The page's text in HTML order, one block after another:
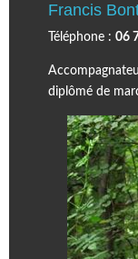
Francis
Téléphone : 06
diplômé de